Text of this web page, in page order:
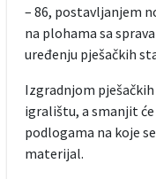
– 86, postavljanjem
na plohama sa
uređenju pješačkih
Izgradnjom
igralištu, a smanjit
podlogama na koje
materijal.